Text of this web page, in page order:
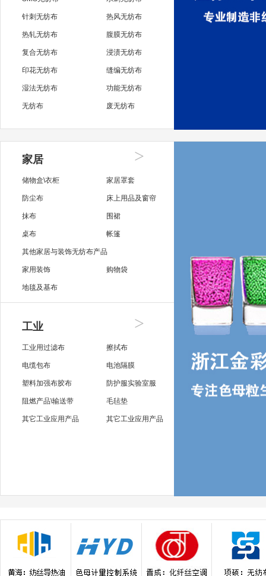
针刺无纺布 热风无纺布
热轧无纺布 腹膜无纺布
复合无纺布 浸渍无纺布
印花无纺布 缝编无纺布
湿法无纺布 功能无纺布
无纺布 废无纺布
家居 >
储物盒\衣柜 家居罩套
防尘布 床上用品及窗帘
抹布 围裙
桌布 帐篷
其他家居与装饰无纺布产品
家用装饰 购物袋
地毯及基布
工业 >
工业用过滤布 擦拭布
电缆包布 电池隔膜
塑料加强布胶布 防护服实验室服
阻燃产品\输送带 毛毡垫
其它工业应用产品 其它工业应用产品